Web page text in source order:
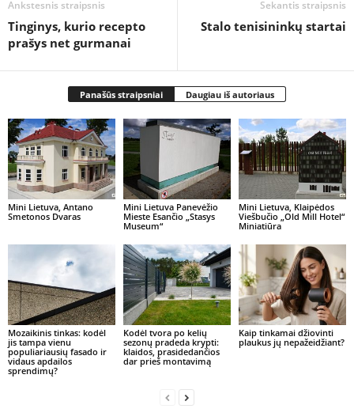
Ankstesnis straipsnis
Tinginys, kurio recepto
prašys net gurmanai
Sekantis straipsnis
Stalo tenisininkų startai
Panašūs straipsniai Daugiau iš autoriaus
Mini Lietuva, Antano
Smetonos Dvaras
Mini Lietuva Panevėžio
Mieste Esančio „Stasys
Museum“
Mini Lietuva, Klaipėdos
Viešbučio „Old Mill Hotel“
Miniatiūra
Mozaikinis tinkas: kodėl
jis tampa vienu
populiariausių fasado ir
vidaus apdailos
sprendimų?
Kodėl tvora po kelių
sezonų pradeda krypti:
klaidos, prasidedančios
dar prieš montavimą
Kaip tinkamai džiovinti
plaukus jų nepažeidžiant?